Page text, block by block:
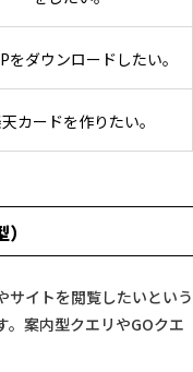
をダウンロードしたい。
カードを作りたい。
サイトを閲覧したいという
。案内型クエリやGOクエ